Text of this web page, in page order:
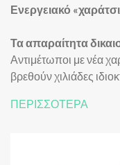
Ενεργειακό
Τα απαραίτητα
Αντιμέτωποι με νέα
βρεθούν χιλιάδες
ΠΕΡΙΣΣΟΤΕΡΑ